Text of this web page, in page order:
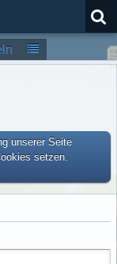
unserer Seite
setzen.